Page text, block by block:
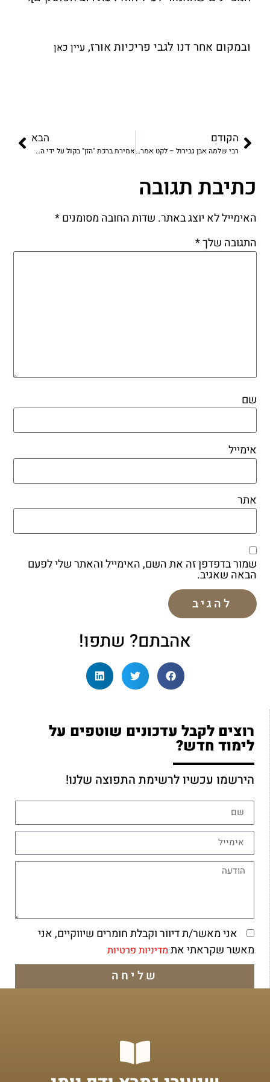
ובמקום אחר דנו לגבי פריכיות אורז, עיין כאן
הקודם
רבי שלמה אבן גבירול – לקט אמרות
הבא
אמירת ברכת "הזן" בקול על ידי המזמן
כתיבת תגובה
האימייל לא יוצג באתר. שדות החובה מסומנים*
התגובה שלך*
שם
אימייל
אתר
שמור בדפדפן זה את השם, האימייל והאתר שלי לפעם
הבאה שאגיב.
אהבתם? שתפו!
רוצים לקבל עדכונים שוטפים על
לימוד חדש?
הירשמו עכשיו לרשימת התפוצה שלנו!
אני מאשר/ת דיוור וקבלת חומרים שיווקיים, אני
מאשר שקראתי את מדיניות פרטיות
שליחה
מתחילים מכאן!